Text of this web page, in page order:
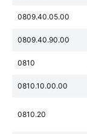
0809.40.05.00
0809.40.90.00
0810
0810.10.00.00
0810.20